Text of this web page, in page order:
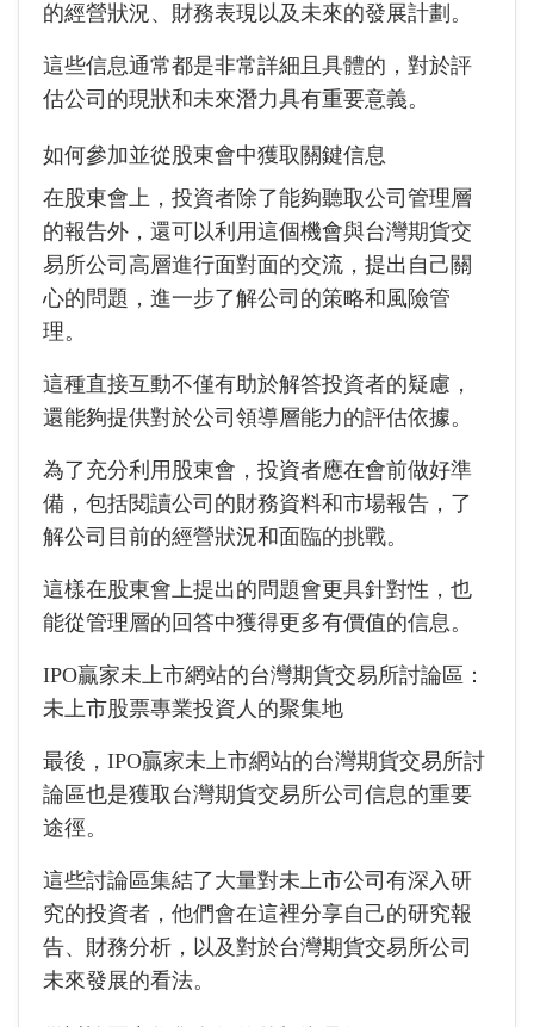
的經營狀況、財務表現以及未來的發展計劃。
這些信息通常都是非常詳細且具體的，對於評
估公司的現狀和未來潛力具有重要意義。
如何參加並從股東會中獲取關鍵信息
在股東會上，投資者除了能夠聽取公司管理層
的報告外，還可以利用這個機會與台灣期貨交
易所公司高層進行面對面的交流，提出自己關
心的問題，進一步了解公司的策略和風險管
理。
這種直接互動不僅有助於解答投資者的疑慮，
還能夠提供對於公司領導層能力的評估依據。
為了充分利用股東會，投資者應在會前做好準
備，包括閱讀公司的財務資料和市場報告，了
解公司目前的經營狀況和面臨的挑戰。
這樣在股東會上提出的問題會更具針對性，也
能從管理層的回答中獲得更多有價值的信息。
IPO贏家未上市網站的台灣期貨交易所討論區：
未上市股票專業投資人的聚集地
最後，IPO贏家未上市網站的台灣期貨交易所討
論區也是獲取台灣期貨交易所公司信息的重要
途徑。
這些討論區集結了大量對未上市公司有深入研
究的投資者，他們會在這裡分享自己的研究報
告、財務分析，以及對於台灣期貨交易所公司
未來發展的看法。